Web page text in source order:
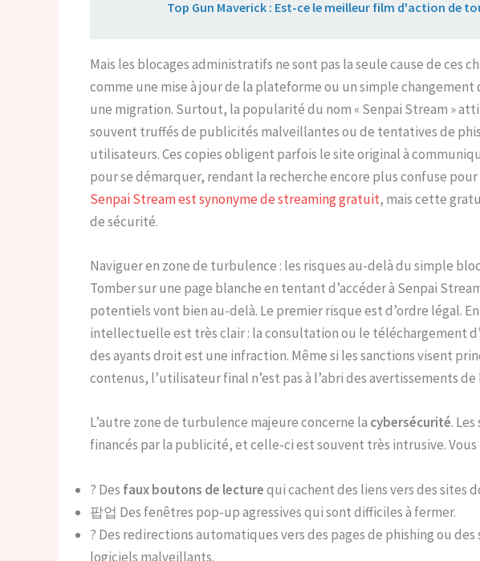
Top Gun Maverick : Est-ce le meilleur film d'action de
Mais les blocages administratifs ne sont pas la seule cause de ces
comme une mise à jour de la plateforme ou un simple
une migration. Surtout, la popularité du nom « Senpai Stream »
souvent truffés de publicités malveillantes ou de tentatives de
utilisateurs. Ces copies obligent parfois le site original à
pour se démarquer, rendant la recherche encore plus confuse
Senpai Stream est synonyme de streaming gratuit, mais cette
de sécurité.
Naviguer en zone de turbulence : les risques au-delà du simple
Tomber sur une page blanche en tentant d’accéder à Senpai
potentiels vont bien au-delà. Le premier risque est d’ordre légal.
intellectuelle est très clair : la consultation ou le téléchargement
des ayants droit est une infraction. Même si les sanctions visent
contenus, l’utilisateur final n’est pas à l’abri des avertissements de
L’autre zone de turbulence majeure concerne la cybersécurité.
financés par la publicité, et celle-ci est souvent très intrusive.
? Des faux boutons de lecturequi cachent des liens vers des sites
팝업 Des fenêtres pop-up agressives qui sont difficiles à fermer.
? Des redirections automatiques vers des pages de phishing ou
logiciels malveillants.